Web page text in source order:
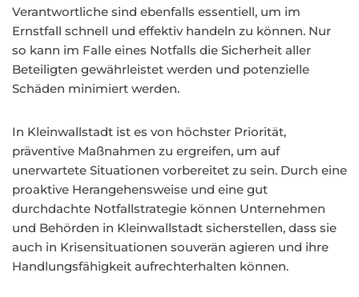
Verantwortliche sind ebenfalls essentiell, um im
Ernstfall schnell und effektiv handeln zu können. Nur
so kann im Falle eines Notfalls die Sicherheit aller
Beteiligten gewährleistet werden und potenzielle
Schäden minimiert werden.
In Kleinwallstadt ist es von höchster Priorität,
präventive Maßnahmen zu ergreifen, um auf
unerwartete Situationen vorbereitet zu sein. Durch eine
proaktive Herangehensweise und eine gut
durchdachte Notfallstrategie können Unternehmen
und Behörden in Kleinwallstadt sicherstellen, dass sie
auch in Krisensituationen souverän agieren und ihre
Handlungsfähigkeit aufrechterhalten können.